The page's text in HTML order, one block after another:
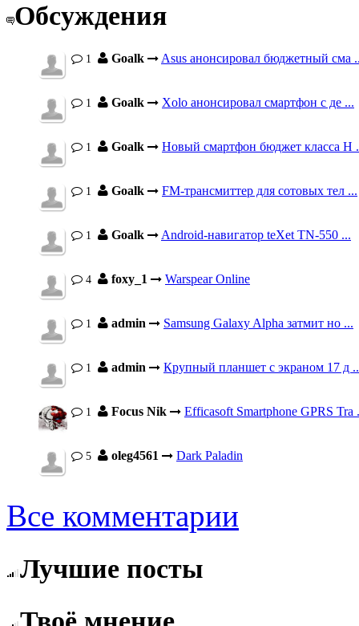
Обсуждения
1 Goalk Asus анонсировал бюджетный сма
1 Goalk Xolo анонсировал смартфон с де ...
1 Goalk Новый смартфон бюджет класса H
1 Goalk FM-трансмиттер для сотовых тел ...
1 Goalk Android-навигатор teXet TN-550 ...
4 foxy_1 Warspear Online
1 admin Samsung Galaxy Alpha затмит но ...
1 admin Крупный планшет с экраном 17 д
1 Focus Nik Efficasoft Smartphone GPRS Tra
5 oleg4561 Dark Paladin
Все комментарии
Лучшие посты